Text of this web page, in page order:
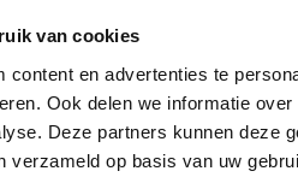
van cookies
content en advertenties te
Ook delen we informatie
Deze partners kunnen deze
verzameld op basis van uw